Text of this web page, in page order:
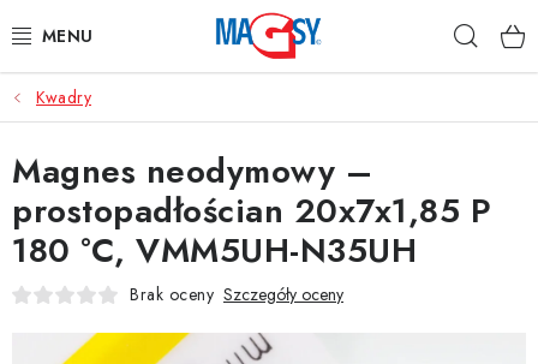
do
GŁÓWNE KATEGORIE
MAGNETYCZNE POMOCE
MAGNESY PRZEMYSŁOWE
INNE MAGNESY
MATERIAŁY NIERDZEWNE
Kwadry
Magnes neodymowy –
prostopadłościan 20x7x1,85 P
180 °C, VMM5UH-N35UH
Brak oceny Szczegóły oceny